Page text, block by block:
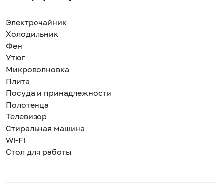
Электрочайник
Холодильник
Фен
Утюг
Микроволновка
Плита
Посуда и принадлежности
Полотенца
Телевизор
Стиральная машина
Wi-Fi
Стол для работы